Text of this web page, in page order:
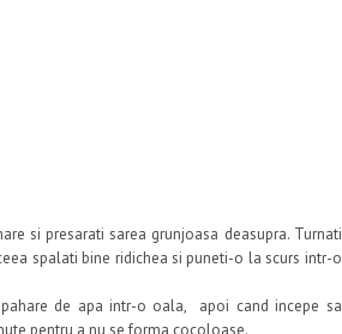
si presarati sarea grunjoasa deasupra. Turnati
spalati bine ridichea si puneti-o la scurs intr-o
de apa intr-o oala, apoi cand incepe sa
pentru a nu se forma cocoloase.